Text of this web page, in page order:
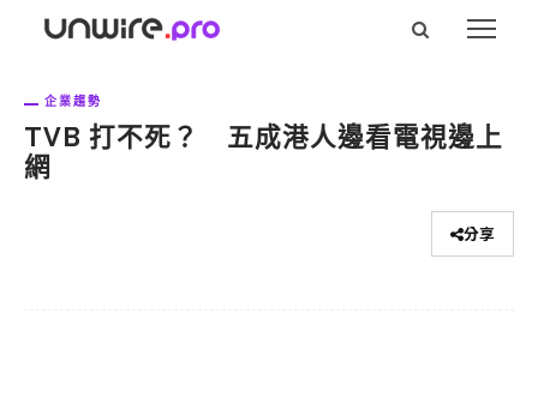
企業趨勢
TVB 打不死？ 五成港人邊看電視邊上
網
分享